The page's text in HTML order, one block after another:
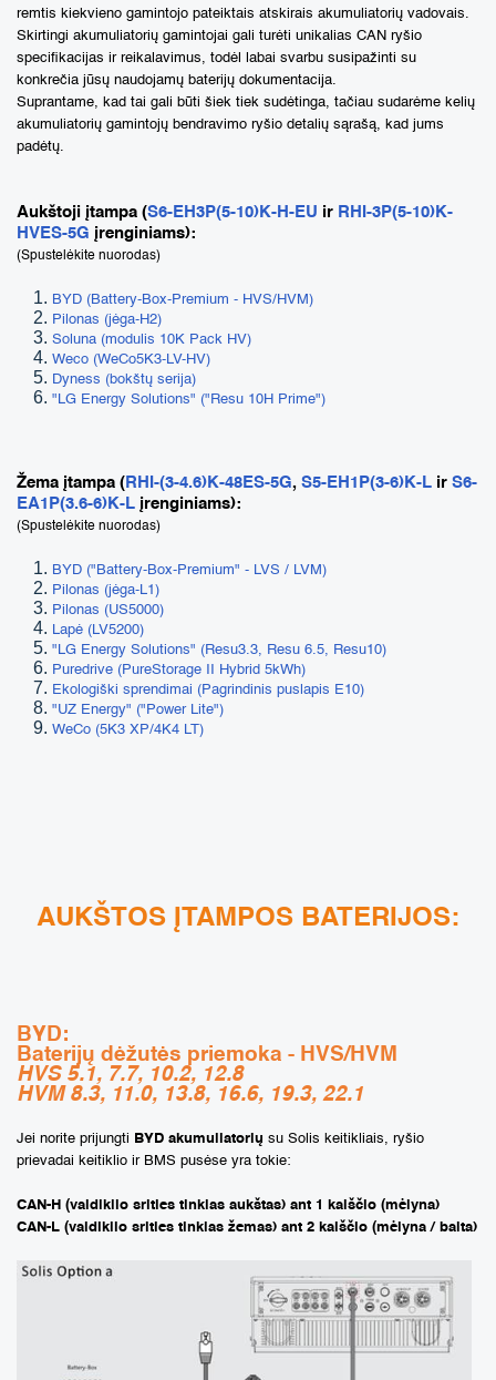
remtis kiekvieno gamintojo pateiktais atskirais akumuliatorių vadovais.
Skirtingi akumuliatorių gamintojai gali turėti unikalias CAN ryšio
specifikacijas ir reikalavimus, todėl labai svarbu susipažinti su
konkrečia jūsų naudojamų baterijų dokumentacija.
Suprantame, kad tai gali būti šiek tiek sudėtinga, tačiau sudarėme kelių
akumuliatorių gamintojų bendravimo ryšio detalių sąrašą, kad jums
padėtų.
Aukštoji įtampa (S6-EH3P(5-10)K-H-EU ir RHI-3P(5-10)K-
HVES-5G įrenginiams):
(Spustelėkite nuorodas)
BYD (Battery-Box-Premium - HVS/HVM)
Pilonas (jėga-H2)
Soluna (modulis 10K Pack HV)
Weco (WeCo5K3-LV-HV)
Dyness (bokštų serija)
"LG Energy Solutions" ("Resu 10H Prime")
Žema įtampa ( RHI-(3-4.6)K-48ES-5G, S5-EH1P(3-6)K-L ir S6-
EA1P(3.6-6)K-L įrenginiams):
(Spustelėkite nuorodas)
BYD ("Battery-Box-Premium" - LVS / LVM)
Pilonas (jėga-L1)
Pilonas (US5000)
Lapė (LV5200)
"LG Energy Solutions" (Resu3.3, Resu 6.5, Resu10)
Puredrive (PureStorage II Hybrid 5kWh)
Ekologiški sprendimai (Pagrindinis puslapis E10)
"UZ Energy" ("Power Lite")
WeCo (5K3 XP/4K4 LT)
AUKŠTOS ĮTAMPOS BATERIJOS:
BYD:
Baterijų dėžutės priemoka - HVS/HVM
HVS 5.1, 7.7, 10.2, 12.8
HVM 8.3, 11.0, 13.8, 16.6, 19.3, 22.1
Jei norite prijungti BYD akumuliatorių su Solis keitikliais, ryšio
prievadai keitiklio ir BMS pusėse yra tokie:
CAN-H (valdiklio srities tinklas aukštas) ant 1 kaiščio (mėlyna)
CAN-L (valdiklio srities tinklas žemas) ant 2 kaiščio (mėlyna / balta)